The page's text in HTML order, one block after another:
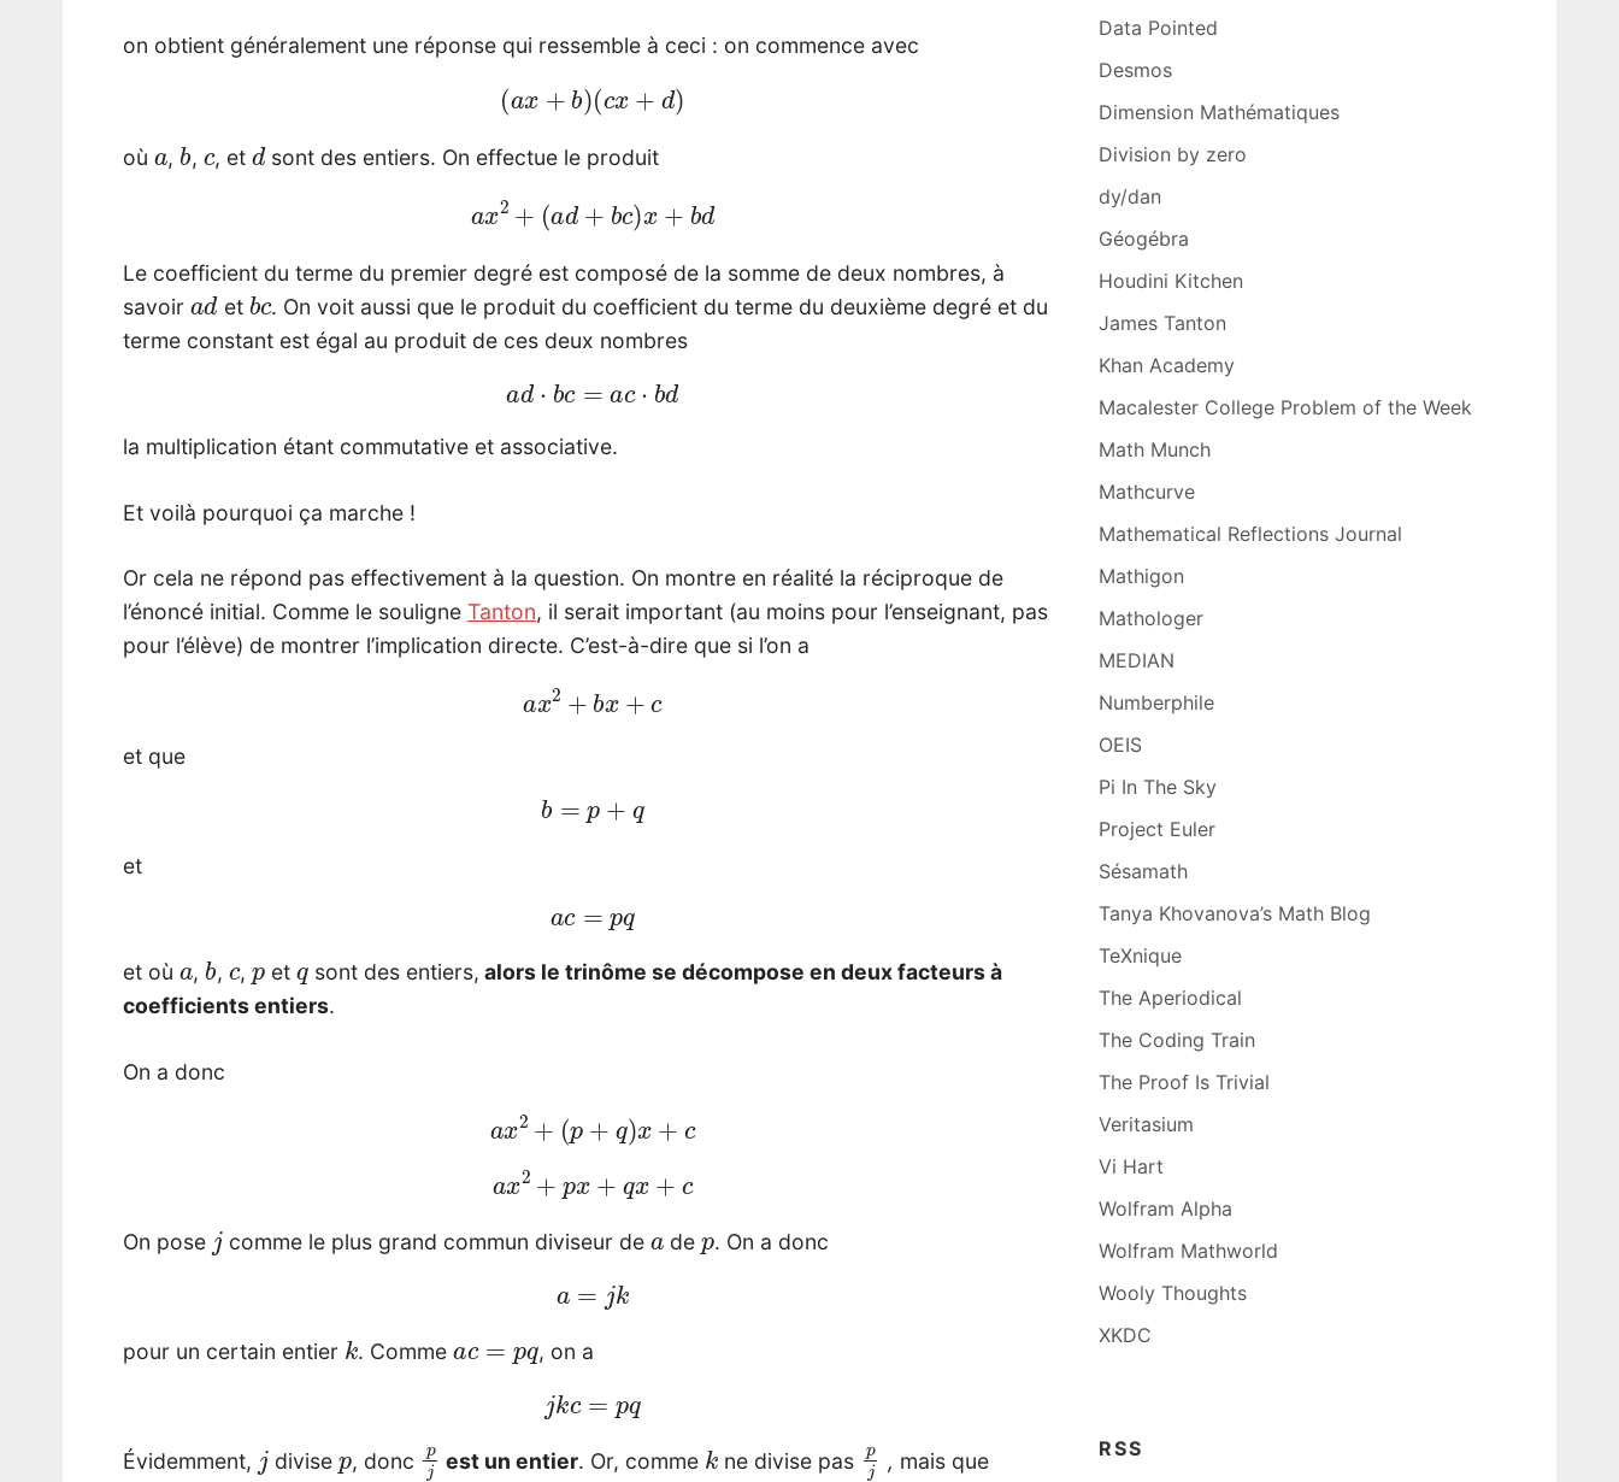
on obtient généralement une réponse qui ressemble à ceci : on commence avec
(ax + b)(cx + )
où ,
b
, , et
d
sont des entiers. On effectue le produit
x 2 ( d + bc ) b d
Le coefficient du terme du premier degré est composé de la somme de deux nombres, à
savoir
ad
et
b c
. On voit aussi que le produit du coefficient du terme du deuxième degré et du
terme constant est égal au produit de ces deux nombres
ad bc =ac⋅ d
la multiplication étant commutative et associative.
Et voilà pourquoi ça marche !
Or cela ne répond pas effectivement à la question. On montre en réalité la réciproque de
l’énoncé initial. Comme le souligne Tanton, il serait important (au moins pour l’enseignant, pas
pour l’élève) de montrer l’implication directe. C’est-à-dire que si l’on a
x + b +
et que
b= p +
et
ac =pq
et où ,
b
, , et sont des entiers, alors le trinôme se décompose en deux facteurs à
coefficients entiers.
On a donc
ax 2 +( + )x
c
ax 2 + c
On pose comme le plus grand commun diviseur de de . On a donc
a= k
pour un certain entier
k
. Comme , on a
jkc =pq
Évidemment, divise , donc
pj
est un entier. Or, comme
k
ne divise pas
p
, mais que
Data Pointed
Desmos
Dimension Mathématiques
Division by zero
dy/dan
Géogébra
Houdini Kitchen
James Tanton
Khan Academy
Macalester College Problem of the Week
Math Munch
Mathcurve
Mathematical Reflections Journal
Mathigon
Mathologer
MEDIAN
Numberphile
OEIS
Pi In The Sky
Project Euler
Sésamath
Tanya Khovanova’s Math Blog
TeXnique
The Aperiodical
The Coding Train
The Proof Is Trivial
Veritasium
Vi Hart
Wolfram Alpha
Wolfram Mathworld
Wooly Thoughts
XKDC
RSS